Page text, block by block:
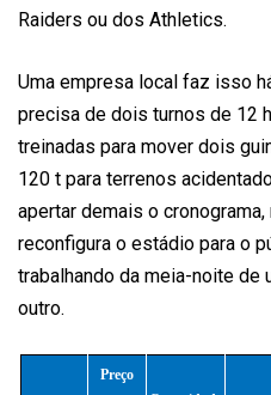
Raiders ou dos Athletics.
Uma empresa local faz isso
precisa de dois turnos de 12
treinadas para mover dois
120 t para terrenos
apertar demais o
reconfigura o estádio para o
trabalhando da meia-noite de
outro.
Preço